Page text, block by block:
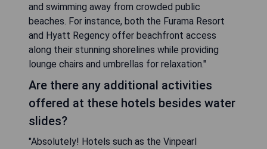
and swimming away from crowded public
beaches. For instance, both the Furama Resort
and Hyatt Regency offer beachfront access
along their stunning shorelines while providing
lounge chairs and umbrellas for relaxation."
Are there any additional activities
offered at these hotels besides water
slides?
"Absolutely! Hotels such as the Vinpearl